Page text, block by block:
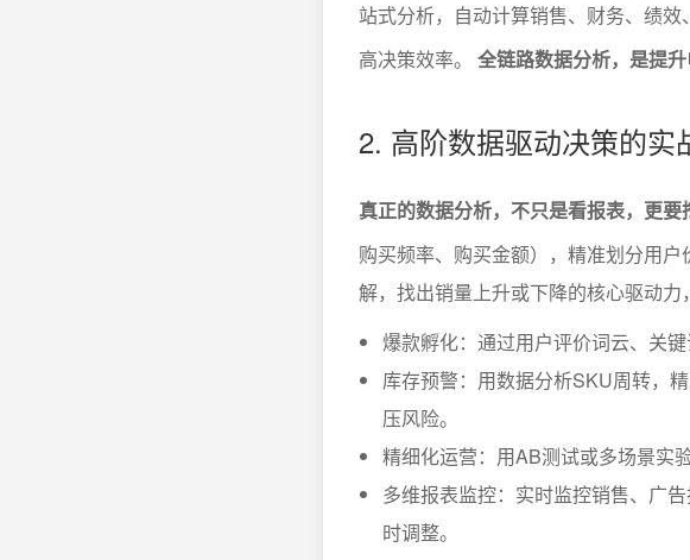
站式分析，自动计算销售、财务、绩
高决策效率。 全链路数据分析，是提
2. 高阶数据驱动决策的实
真正的数据分析，不只是看报表，更要
购买频率、购买金额），精准划分用
解，找出销量上升或下降的核心驱动力
爆款孵化：通过用户评价词云、关
库存预警：用数据分析SKU周转，
压风险。
精细化运营：用AB测试或多场景实
多维报表监控：实时监控销售、广
时调整。